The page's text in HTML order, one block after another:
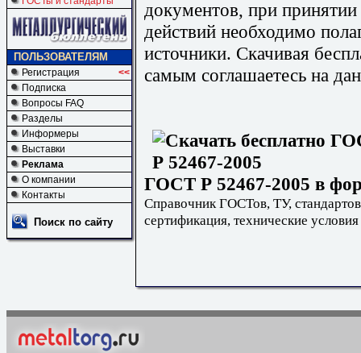
ПОЛЬЗОВАТЕЛЯМ
Регистрация
<<
Подписка
Вопросы FAQ
Разделы
Информеры
Выставки
Реклама
О компании
Контакты
Поиск по сайту
документов, при
действий необходимо
источники. Скачивая
самым соглашаетесь на
ГОСТ Р 52467-2005 в
Справочник ГОСТов, ТУ,
сертификация, технические условия